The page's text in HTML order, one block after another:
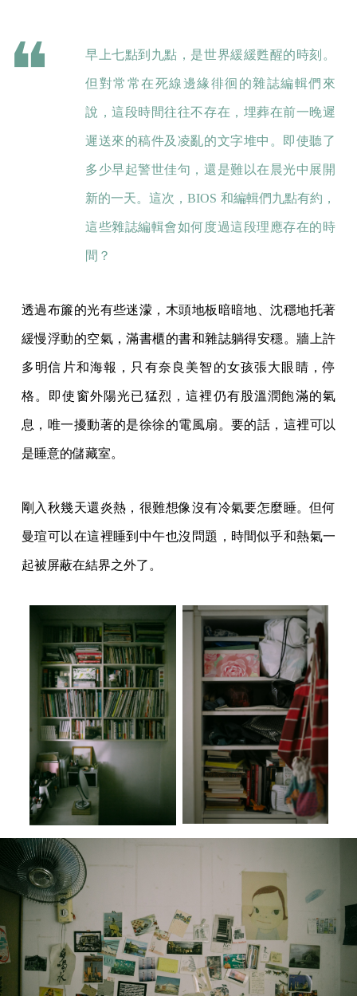
早上七點到九點，是世界緩緩甦醒的時刻。
但對常常在死線邊緣徘徊的雜誌編輯們來
說，這段時間往往不存在，埋葬在前一晚遲
遲送來的稿件及凌亂的文字堆中。即使聽了
多少早起警世佳句，還是難以在晨光中展開
新的一天。這次，BIOS 和編輯們九點有約，
這些雜誌編輯會如何度過這段理應存在的時
間？
透過布簾的光有些迷濛，木頭地板暗暗地、沈穩地托著
緩慢浮動的空氣，滿書櫃的書和雜誌躺得安穩。牆上許
多明信片和海報，只有奈良美智的女孩張大眼睛，停
格。即使窗外陽光已猛烈，這裡仍有股溫潤飽滿的氣
息，唯一擾動著的是徐徐的電風扇。要的話，這裡可以
是睡意的儲藏室。
剛入秋幾天還炎熱，很難想像沒有冷氣要怎麼睡。但何
曼瑄可以在這裡睡到中午也沒問題，時間似乎和熱氣一
起被屏蔽在結界之外了。